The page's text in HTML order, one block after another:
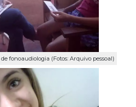
fonoaudiologia (Fotos: Arquivo pessoal)